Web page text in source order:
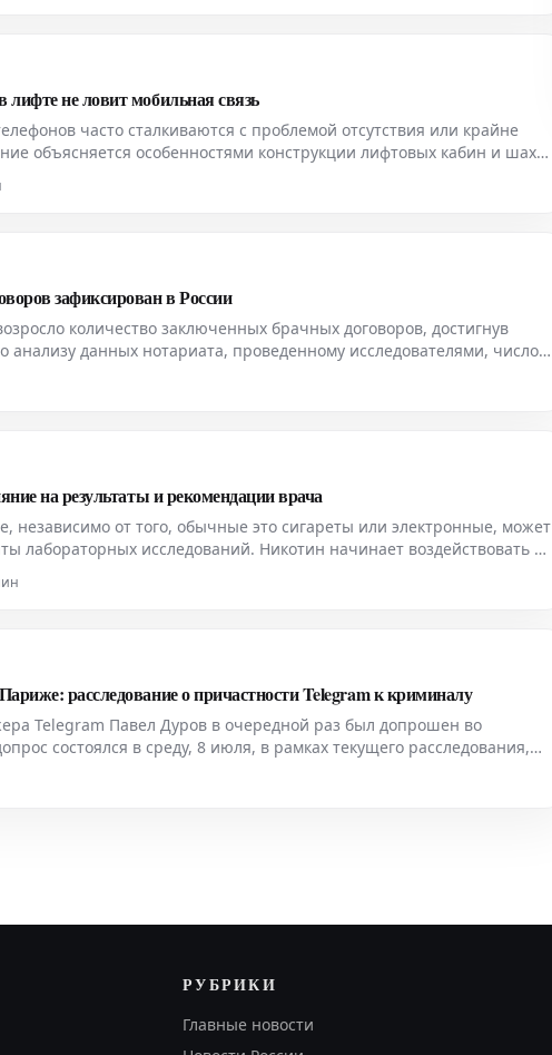
не ловит мобильная связь
часто сталкиваются с проблемой отсутствия или крайне
объясняется особенностями конструкции лифтовых кабин и шахт,
зафиксирован в России
количество заключенных брачных договоров, достигнув
анализу данных нотариата, проведенному исследователями, число
на результаты и рекомендации врача
независимо от того, обычные это сигареты или электронные, может
лабораторных исследований. Никотин начинает воздействовать на
расследование о причастности Telegram к криминалу
Telegram Павел Дуров в очередной раз был допрошен во
состоялся в среду, 8 июля, в рамках текущего расследования,
РУБРИКИ
Главные новости